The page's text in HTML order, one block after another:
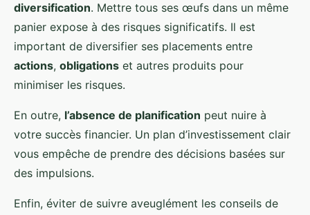
diversification. Mettre tous ses œufs dans un même
panier expose à des risques significatifs. Il est
important de diversifier ses placements entre
actions, obligations et autres produits pour
minimiser les risques.
En outre, l’absence de planification peut nuire à
votre succès financier. Un plan d’investissement clair
vous empêche de prendre des décisions basées sur
des impulsions.
Enfin, éviter de suivre aveuglément les conseils de